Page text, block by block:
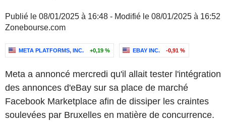
Publié le 08/01/2025 à 16:48 - Modifié le 08/01/2025 à 16:52
Zonebourse.com
META PLATFORMS, INC. +0,19 % EBAY INC. -0,91 %
Meta a annoncé mercredi qu'il allait tester l'intégration
des annonces d'eBay sur sa place de marché
Facebook Marketplace afin de dissiper les craintes
soulevées par Bruxelles en matière de concurrence.